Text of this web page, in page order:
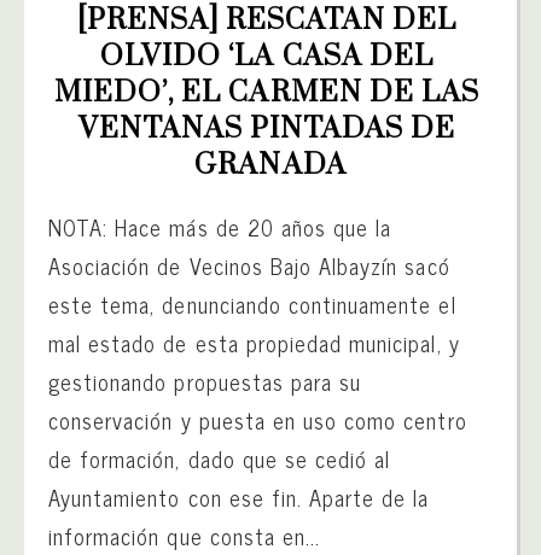
[PRENSA] RESCATAN DEL
OLVIDO ‘LA CASA DEL
MIEDO’, EL CARMEN DE LAS
VENTANAS PINTADAS DE
GRANADA
NOTA: Hace más de 20 años que la
Asociación de Vecinos Bajo Albayzín sacó
este tema, denunciando continuamente el
mal estado de esta propiedad municipal, y
gestionando propuestas para su
conservación y puesta en uso como centro
de formación, dado que se cedió al
Ayuntamiento con ese fin. Aparte de la
información que consta en...